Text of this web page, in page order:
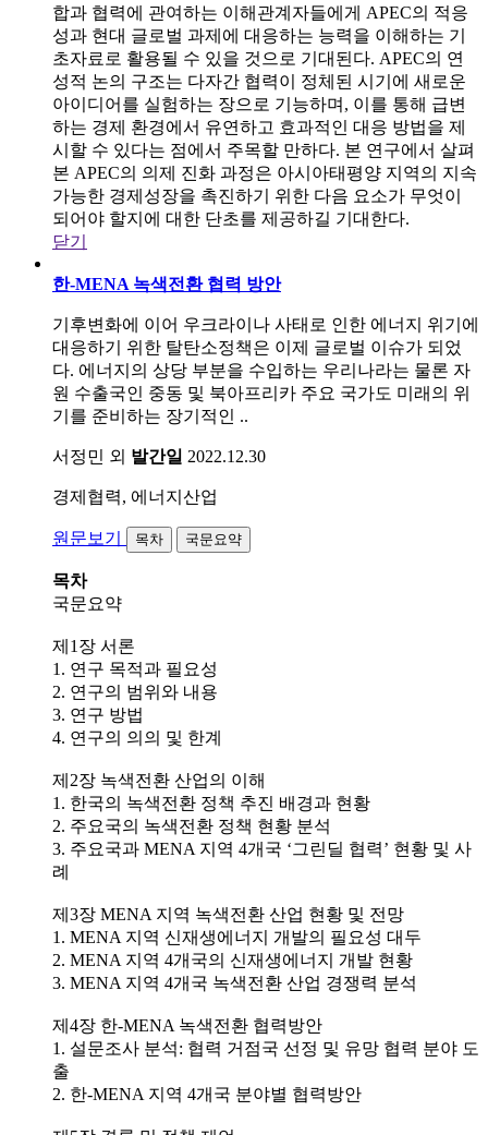
합과 협력에 관여하는 이해관계자들에게 APEC의 적응
성과 현대 글로벌 과제에 대응하는 능력을 이해하는 기
초자료로 활용될 수 있을 것으로 기대된다. APEC의 연
성적 논의 구조는 다자간 협력이 정체된 시기에 새로운
아이디어를 실험하는 장으로 기능하며, 이를 통해 급변
하는 경제 환경에서 유연하고 효과적인 대응 방법을 제
시할 수 있다는 점에서 주목할 만하다. 본 연구에서 살펴
본 APEC의 의제 진화 과정은 아시아태평양 지역의 지속
가능한 경제성장을 촉진하기 위한 다음 요소가 무엇이
되어야 할지에 대한 단초를 제공하길 기대한다.
닫기
한-MENA 녹색전환 협력 방안
기후변화에 이어 우크라이나 사태로 인한 에너지 위기에
대응하기 위한 탈탄소정책은 이제 글로벌 이슈가 되었
다. 에너지의 상당 부분을 수입하는 우리나라는 물론 자
원 수출국인 중동 및 북아프리카 주요 국가도 미래의 위
기를 준비하는 장기적인 ..
서정민 외 발간일 2022.12.30
경제협력, 에너지산업
원문보기 목차 국문요약
목차
국문요약
제1장 서론
1. 연구 목적과 필요성
2. 연구의 범위와 내용
3. 연구 방법
4. 연구의 의의 및 한계
제2장 녹색전환 산업의 이해
1. 한국의 녹색전환 정책 추진 배경과 현황
2. 주요국의 녹색전환 정책 현황 분석
3. 주요국과 MENA 지역 4개국 ‘그린딜 협력’ 현황 및 사
례
제3장 MENA 지역 녹색전환 산업 현황 및 전망
1. MENA 지역 신재생에너지 개발의 필요성 대두
2. MENA 지역 4개국의 신재생에너지 개발 현황
3. MENA 지역 4개국 녹색전환 산업 경쟁력 분석
제4장 한-MENA 녹색전환 협력방안
1. 설문조사 분석: 협력 거점국 선정 및 유망 협력 분야 도
출
2. 한-MENA 지역 4개국 분야별 협력방안